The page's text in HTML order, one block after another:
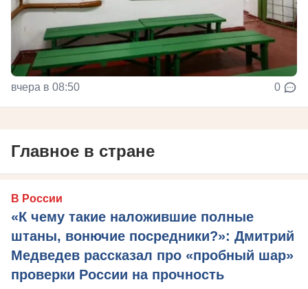
вчера в 08:50 0
Главное в стране
В России
«К чему такие наложившие полные
штаны, вонючие посредники?»: Дмитрий
Медведев рассказал про «пробный шар»
проверки России на прочность